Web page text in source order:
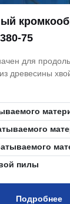
75
для
древесины
пилы
Подробнее